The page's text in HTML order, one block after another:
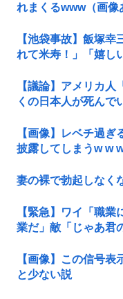
れまくるwww（画像
【池袋事故】飯塚
れて米寿！」「嬉し
【議論】アメリカ
くの日本人が死ん
【画像】レベチ過
披露してしまうw w
妻の裸で勃起しなく
【緊急】ワイ「職
業だ」敵「じゃあ君
【画像】この信号
と少ない説